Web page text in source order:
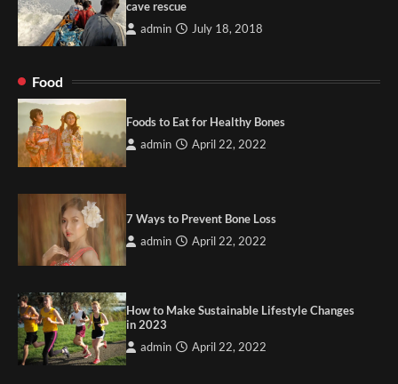
cave rescue
admin July 18, 2018
Food
Foods to Eat for Healthy Bones
admin April 22, 2022
7 Ways to Prevent Bone Loss
admin April 22, 2022
How to Make Sustainable Lifestyle Changes
in 2023
admin April 22, 2022